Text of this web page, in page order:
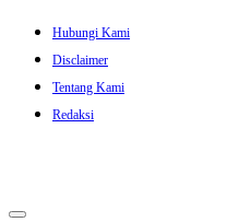
Skip
content
Hubungi Kami
Disclaimer
Tentang Kami
Redaksi